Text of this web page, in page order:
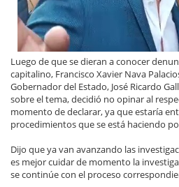
Luego de que se dieran a conocer
capitalino, Francisco Xavier Nava
Gobernador del Estado, José Ricardo
sobre el tema, decidió no opinar al
momento de declarar, ya que estaría
procedimientos que se está haciendo
Dijo que ya van avanzando las
es mejor cuidar de momento la
se continúe con el proceso